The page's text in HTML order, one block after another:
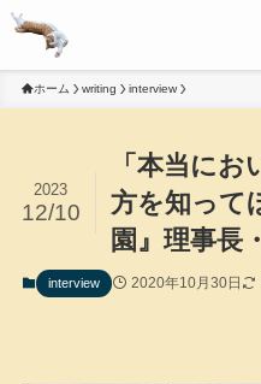
ホーム writing interview
「本当に
方を知っ
園』理事長
2023
12/10
interview 2020年10月30日